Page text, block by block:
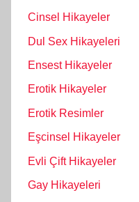
Cinsel Hikayeler
Dul Sex Hikayeleri
Ensest Hikayeler
Erotik Hikayeler
Erotik Resimler
Eşcinsel Hikayeler
Evli Çift Hikayeler
Gay Hikayeleri